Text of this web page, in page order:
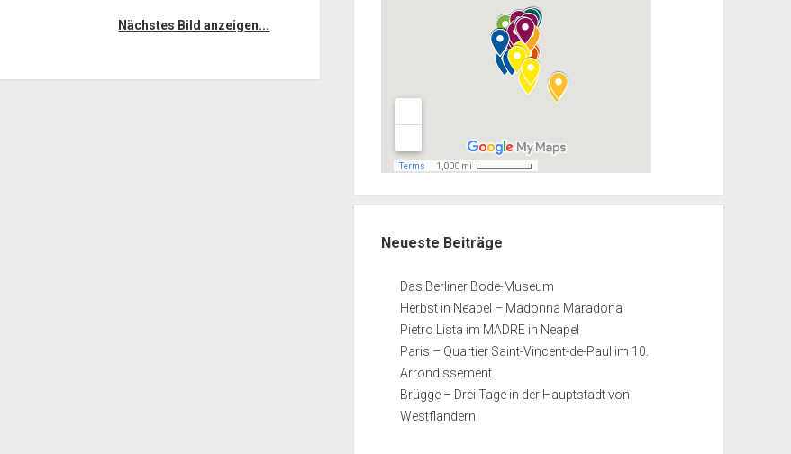
Nächstes Bild anzeigen...
Neueste Beiträge
Das Berliner Bode-Museum
Herbst in Neapel – Madonna Maradona
Pietro Lista im MADRE in Neapel
Paris – Quartier Saint-Vincent-de-Paul im 10.
Arrondissement
Brügge – Drei Tage in der Hauptstadt von
Westflandern